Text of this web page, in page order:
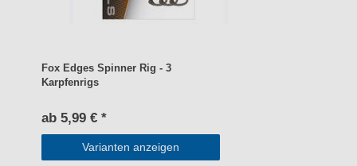
Fox Edges Spinner Rig - 3
Karpfenrigs
ab 5,99 € *
Varianten anzeigen